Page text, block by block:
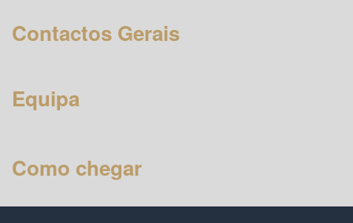
Contactos Gerais
Equipa
Como chegar